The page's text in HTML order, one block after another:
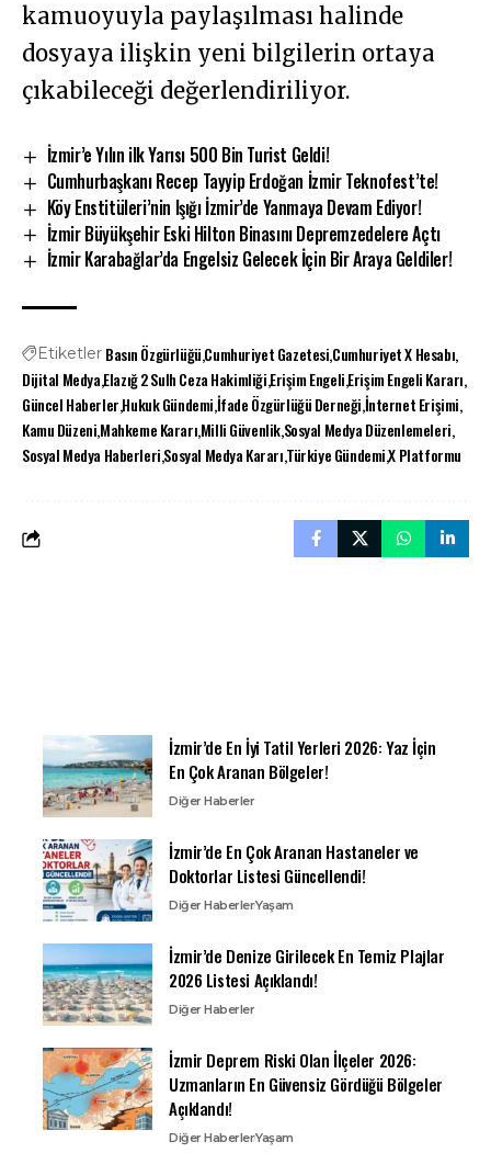
kamuoyuyla paylaşılması halinde
dosyaya ilişkin yeni bilgilerin ortaya
çıkabileceği değerlendiriliyor.
İzmir’e Yılın ilk Yarısı 500 Bin Turist Geldi!
Cumhurbaşkanı Recep Tayyip Erdoğan İzmir Teknofest’te!
Köy Enstitüleri’nin Işığı İzmir’de Yanmaya Devam Ediyor!
İzmir Büyükşehir Eski Hilton Binasını Depremzedelere Açtı
İzmir Karabağlar’da Engelsiz Gelecek İçin Bir Araya Geldiler!
Etiketler Basın ÖzgürlüğüCumhuriyet GazetesiCumhuriyet X Hesabı
Dijital MedyaElazığ 2 Sulh Ceza HakimliğiErişim EngeliErişim Engeli Kararı
Güncel HaberlerHukuk Gündemiİfade Özgürlüğü Derneğiİnternet Erişimi
Kamu DüzeniMahkeme KararıMilli GüvenlikSosyal Medya Düzenlemeleri
Sosyal Medya HaberleriSosyal Medya KararıTürkiye GündemiX Platformu
İzmir’de En İyi Tatil Yerleri 2026: Yaz İçin
En Çok Aranan Bölgeler!
Diğer Haberler
İzmir’de En Çok Aranan Hastaneler ve
Doktorlar Listesi Güncellendi!
Diğer HaberlerYaşam
İzmir’de Denize Girilecek En Temiz Plajlar
2026 Listesi Açıklandı!
Diğer Haberler
İzmir Deprem Riski Olan İlçeler 2026:
Uzmanların En Güvensiz Gördüğü Bölgeler
Açıklandı!
Diğer HaberlerYaşam